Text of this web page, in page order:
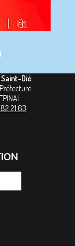
Saint-Dié
21 63